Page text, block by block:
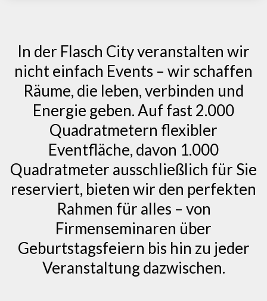
In der Flasch City veranstalten wir
nicht einfach Events – wir schaffen
Räume, die leben, verbinden und
Energie geben. Auf fast 2.000
Quadratmetern flexibler
Eventfläche, davon 1.000
Quadratmeter ausschließlich für Sie
reserviert, bieten wir den perfekten
Rahmen für alles – von
Firmenseminaren über
Geburtstagsfeiern bis hin zu jeder
Veranstaltung dazwischen.